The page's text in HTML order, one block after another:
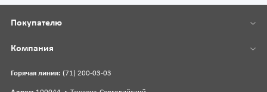
Горячая линия: (71) 200-03-03
Покупателю
Компания